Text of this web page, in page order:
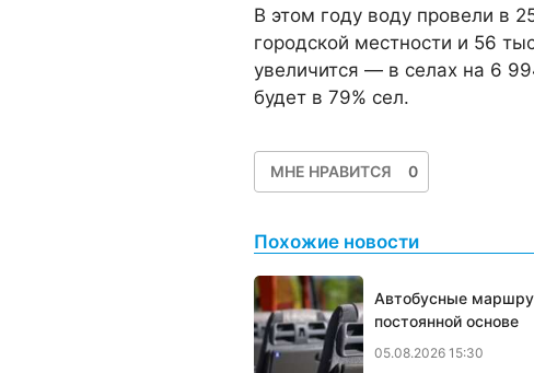
В этом году воду провели в
городской местности и 56
увеличится — в селах на 6
будет в 79% сел.
МНЕ НРАВИТСЯ 0
Похожие новости
Автобусные
постоянной основе
05.08.2026 15:30